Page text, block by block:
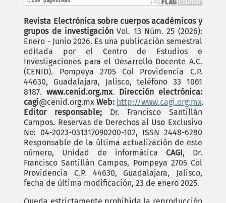
Revista Electrónica sobre cuerpos académicos y
grupos de investigación Vol. 13 Núm. 25 (2026):
Enero - Junio 2026. Es una publicación semestral
editada por el Centro de Estudios e
Investigaciones para el Desarrollo Docente A.C.
(CENID). Pompeya 2705 Col Providencia C.P.
44630, Guadalajara, Jalisco, teléfono 33 1061
8187.www.cenid.org.mx. Dirección electrónica:
cagi@cenid.org.mxWeb: http://www.cagi.org.mx.
Editor responsable;Dr. Francisco Santillán
Campos. Reservas de Derechos al Uso Exclusivo
No: 04-2023-031317090200-102, ISSN 2448-6280
Responsable de la última actualización de este
número, Unidad de informática CAGI, Dr.
Francisco Santillán Campos, Pompeya 2705 Col
Providencia C.P. 44630, Guadalajara, Jalisco,
fecha de última modificación, 23 de enero 2025.